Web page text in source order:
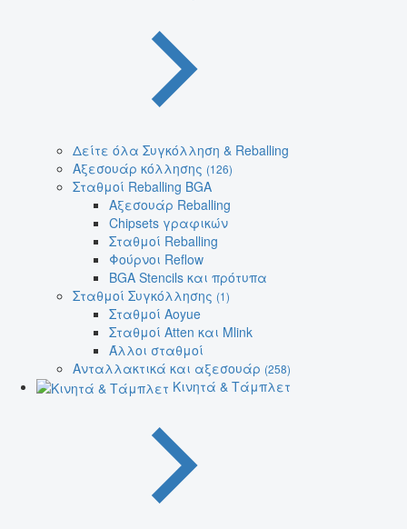
Δείτε όλα Συγκόλληση & Reballing
Αξεσουάρ κόλλησης (126)
Σταθμοί Reballing BGA
Αξεσουάρ Reballing
Chipsets γραφικών
Σταθμοί Reballing
Φούρνοι Reflow
BGA Stencils και πρότυπα
Σταθμοί Συγκόλλησης (1)
Σταθμοί Aoyue
Σταθμοί Atten και Mlink
Άλλοι σταθμοί
Ανταλλακτικά και αξεσουάρ (258)
Κινητά & Τάμπλετ